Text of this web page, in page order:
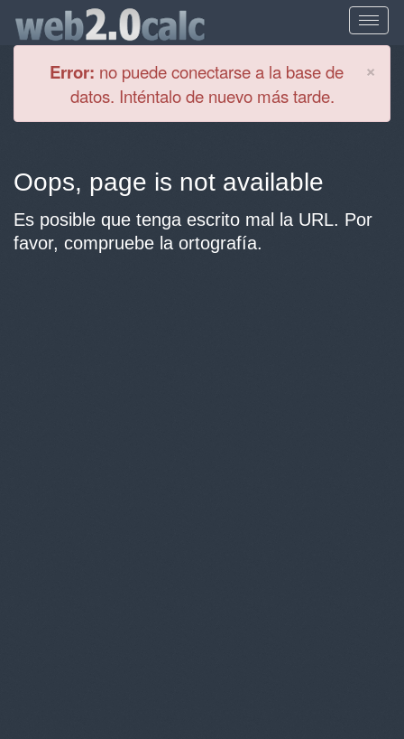
×
Error: no puede conectarse a la base de
datos. Inténtalo de nuevo más tarde.
Oops, page is not available
Es posible que tenga escrito mal la URL. Por
favor, compruebe la ortografía.